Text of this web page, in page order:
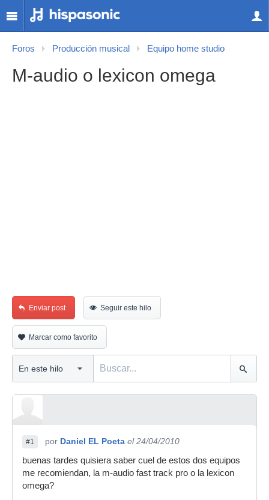
Foros Producción musical Equipo home studio
M-audio o lexicon omega
Enviar post Seguir este hilo
Marcar como favorito
#1 por Daniel EL Poeta el 24/04/2010
buenas tardes quisiera saber cuel de estos dos equipos
me recomiendan, la m-audio fast track pro o la lexicon
omega?